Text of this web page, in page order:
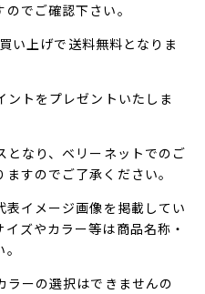
でご確認下さい。
い上げで送料無料となりま
トをプレゼントいたしま
なり、ベリーネットでのご
すのでご了承ください。
イメージ画像を掲載してい
ズやカラー等は商品名称・
ーの選択はできませんの